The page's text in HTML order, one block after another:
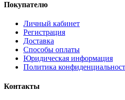
Покупателю
Личный кабинет
Регистрация
Доставка
Способы оплаты
Юридическая информация
Политика
Контакты